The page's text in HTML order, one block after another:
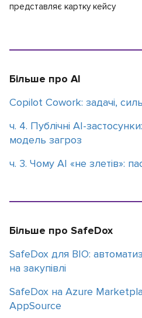
представляє картку кейсу
Більше про AI
Copilot Cowork: задачі,
ч. 4. Публічні AI-
модель загроз
ч. 3. Чому АІ «не злетів»:
Більше про SafeDox
SafeDox для BIO:
на закупівлі
SafeDox на Azure
AppSource